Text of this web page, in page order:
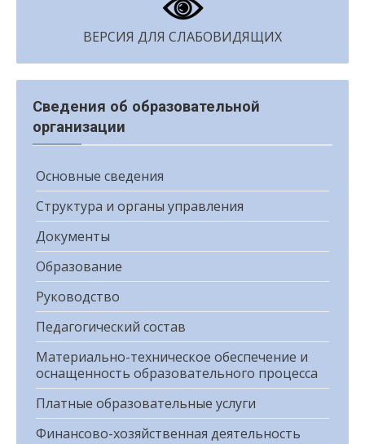
ВЕРСИЯ ДЛЯ СЛАБОВИДЯЩИХ
Сведения об образовательной
организации
Основные сведения
Структура и органы управления
Документы
Образование
Руководство
Педагогический состав
Материально-техническое обеспечение и
оснащенность образовательного процесса
Платные образовательные услуги
Финансово-хозяйственная деятельность